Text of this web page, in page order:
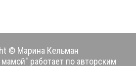
© Марина Кельман
работает по авторским